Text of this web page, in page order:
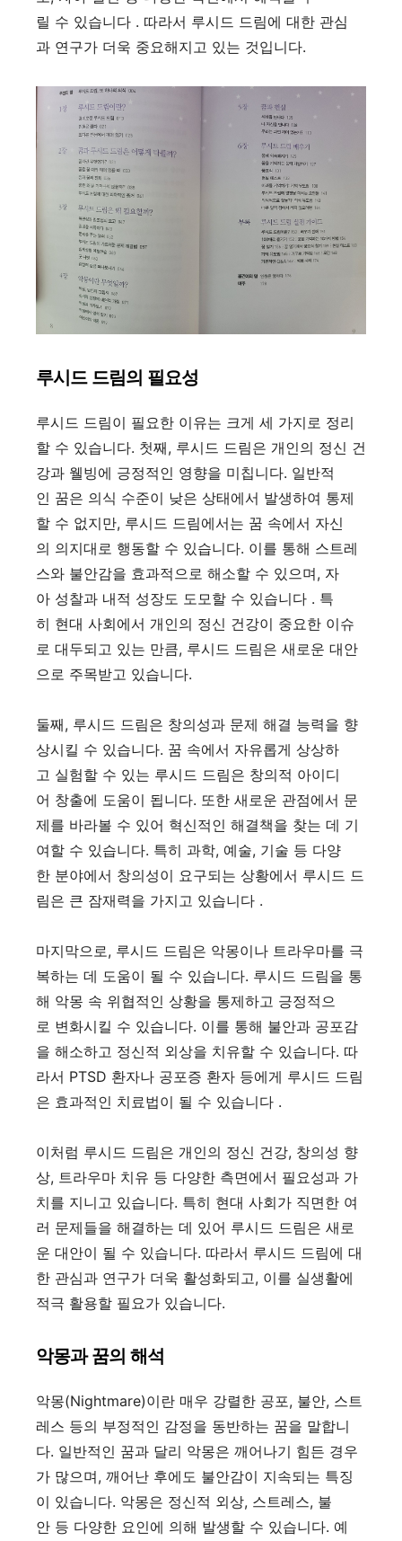
릴 수 있습니다 . 따라서 루시드 드림에 대한 관심
과 연구가 더욱 중요해지고 있는 것입니다.
루시드 드림의 필요성
루시드 드림이 필요한 이유는 크게 세 가지로 정리
할 수 있습니다. 첫째, 루시드 드림은 개인의 정신 건
강과 웰빙에 긍정적인 영향을 미칩니다. 일반적
인 꿈은 의식 수준이 낮은 상태에서 발생하여 통제
할 수 없지만, 루시드 드림에서는 꿈 속에서 자신
의 의지대로 행동할 수 있습니다. 이를 통해 스트레
스와 불안감을 효과적으로 해소할 수 있으며, 자
아 성찰과 내적 성장도 도모할 수 있습니다 . 특
히 현대 사회에서 개인의 정신 건강이 중요한 이슈
로 대두되고 있는 만큼, 루시드 드림은 새로운 대안
으로 주목받고 있습니다.
둘째, 루시드 드림은 창의성과 문제 해결 능력을 향
상시킬 수 있습니다. 꿈 속에서 자유롭게 상상하
고 실험할 수 있는 루시드 드림은 창의적 아이디
어 창출에 도움이 됩니다. 또한 새로운 관점에서 문
제를 바라볼 수 있어 혁신적인 해결책을 찾는 데 기
여할 수 있습니다. 특히 과학, 예술, 기술 등 다양
한 분야에서 창의성이 요구되는 상황에서 루시드 드
림은 큰 잠재력을 가지고 있습니다 .
마지막으로, 루시드 드림은 악몽이나 트라우마를 극
복하는 데 도움이 될 수 있습니다. 루시드 드림을 통
해 악몽 속 위협적인 상황을 통제하고 긍정적으
로 변화시킬 수 있습니다. 이를 통해 불안과 공포감
을 해소하고 정신적 외상을 치유할 수 있습니다. 따
라서 PTSD 환자나 공포증 환자 등에게 루시드 드림
은 효과적인 치료법이 될 수 있습니다 .
이처럼 루시드 드림은 개인의 정신 건강, 창의성 향
상, 트라우마 치유 등 다양한 측면에서 필요성과 가
치를 지니고 있습니다. 특히 현대 사회가 직면한 여
러 문제들을 해결하는 데 있어 루시드 드림은 새로
운 대안이 될 수 있습니다. 따라서 루시드 드림에 대
한 관심과 연구가 더욱 활성화되고, 이를 실생활에
적극 활용할 필요가 있습니다.
악몽과 꿈의 해석
악몽(Nightmare)이란 매우 강렬한 공포, 불안, 스트
레스 등의 부정적인 감정을 동반하는 꿈을 말합니
다. 일반적인 꿈과 달리 악몽은 깨어나기 힘든 경우
가 많으며, 깨어난 후에도 불안감이 지속되는 특징
이 있습니다. 악몽은 정신적 외상, 스트레스, 불
안 등 다양한 요인에 의해 발생할 수 있습니다. 예